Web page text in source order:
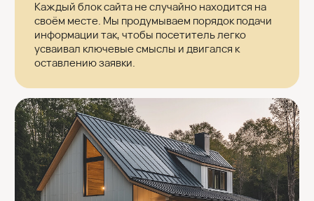
Примеры
строительных
сайтов
Нажмите, чтобы перейти на сайт